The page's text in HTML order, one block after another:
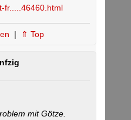
fr.....46460.html
| ⇑ Top
mit Götze.